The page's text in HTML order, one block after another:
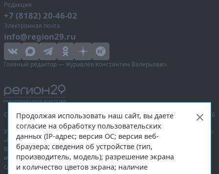
Редакция
+7 (8182) 20-46-02
Электронная почта
info@region29.ru
Главный редактор — Журавлёв Константин Валерьевич
Сетевое издание «Информационное агентство Регион 29»,
© 2016–2026
Учредитель — общество с ограниченной ответственностью «Агентство
«Правда Севера».
Выписка из реестра зарегистрированных средств массовой
информации:ЭЛ № ФС 77-74226от 09.11.2018 выдано Федеральной
службой по надзору в сфере связи, информационных технологий
Продолжая использовать наш сайт, вы даете
согласие на обработку пользовательских
данных (IP-адрес; версия ОС; версия веб-
браузера; сведения об устройстве (тип,
производитель, модель); разрешение экрана
и количество цветов экрана; наличие